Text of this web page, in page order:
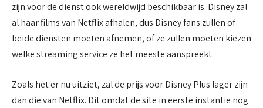
zijn voor de dienst ook wereldwijd beschikbaar is. Disney zal
al haar films van Netflix afhalen, dus Disney fans zullen of
beide diensten moeten afnemen, of ze zullen moeten kiezen
welke streaming service ze het meeste aanspreekt.
Zoals het er nu uitziet, zal de prijs voor Disney Plus lager zijn
dan die van Netflix. Dit omdat de site in eerste instantie nog